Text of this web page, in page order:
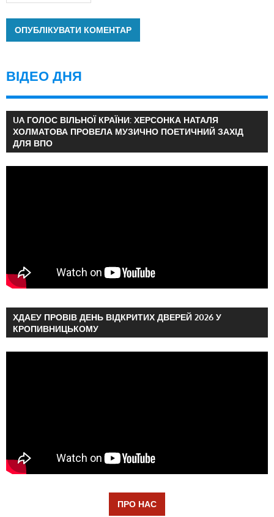
ВІДЕО ДНЯ
UA ГОЛОС ВІЛЬНОЇ КРАЇНИ: ХЕРСОНКА НАТАЛЯ
ХОЛМАТОВА ПРОВЕЛА МУЗИЧНО ПОЕТИЧНИЙ ЗАХІД
ДЛЯ ВПО
ХДАЕУ ПРОВІВ ДЕНЬ ВІДКРИТИХ ДВЕРЕЙ 2026 У
КРОПИВНИЦЬКОМУ
ПРО НАС